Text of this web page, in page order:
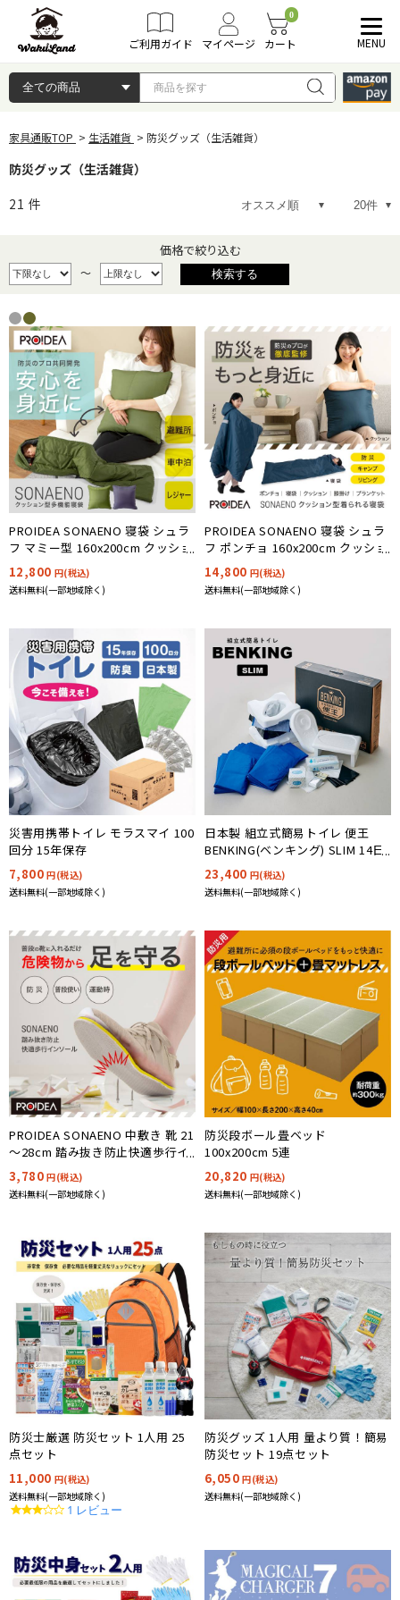
ご利用ガイド マイページ
0
カート MENU
家具通販TOP 生活雑貨 防災グッズ（生活雑貨）
防災グッズ（生活雑貨）
21 件
価格で絞り込む
～
PROIDEA SONAENO 寝袋 シュラ
フ マミー型 160x200cm クッショ
ン型多機能寝袋 2色対応
12,800 円(税込)
送料無料(一部地域除く)
PROIDEA SONAENO 寝袋 シュラ
フ ポンチョ 160x200cm クッショ
ン型着られる寝袋
14,800 円(税込)
送料無料(一部地域除く)
災害用携帯トイレ モラスマイ 100
回分 15年保存
7,800円(税込)
送料無料(一部地域除く)
日本製 組立式簡易トイレ 便王
BENKING(ベンキング) SLIM 14日
分
23,400 円(税込)
送料無料(一部地域除く)
PROIDEA SONAENO 中敷き 靴 21
～28cm 踏み抜き防止快適歩行イ
ンソール 8サイズ対応
3,780円(税込)
送料無料(一部地域除く)
防災段ボール畳ベッド
100x200cm 5連
20,820 円(税込)
送料無料(一部地域除く)
防災士厳選 防災セット 1人用 25
点セット
11,000 円(税込)
送料無料(一部地域除く)
3.0
1 レビュー
防災グッズ 1人用 量より質！簡易
防災セット 19点セット
6,050円(税込)
送料無料(一部地域除く)